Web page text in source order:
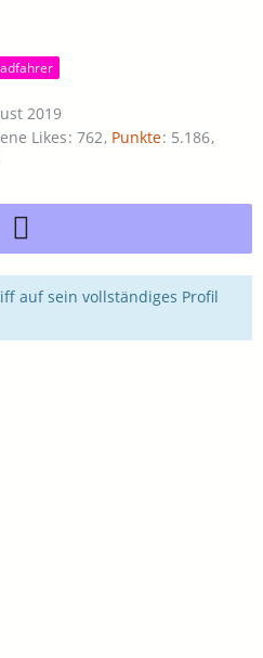
2019
Likes 762 Punkte 5.186
auf sein vollständiges Profil